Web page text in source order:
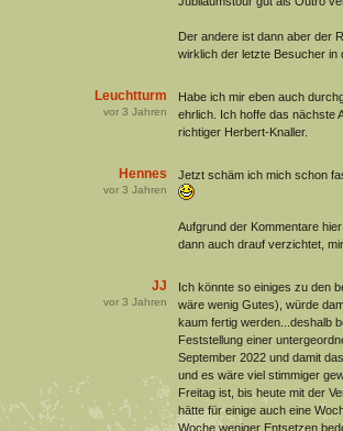
Der andere ist dann aber der
wirklich der letzte Besucher in
Leuchtturm
vor 3 Jahren
Habe ich mir eben auch
ehrlich. Ich hoffe das nächste
richtiger Herbert-Knaller.
Hennes
vor 3 Jahren
Jetzt schäm ich mich schon
Aufgrund der Kommentare
dann auch drauf verzichtet,
JJ
vor 3 Jahren
Ich könnte so einiges zu den
wäre wenig Gutes), würde
kaum fertig werden...deshalb
Feststellung einer
September 2022 und damit
und es wäre viel stimmiger
Freitag ist, bis heute mit der
hätte für einige auch eine
Woche weniger Entsetzen